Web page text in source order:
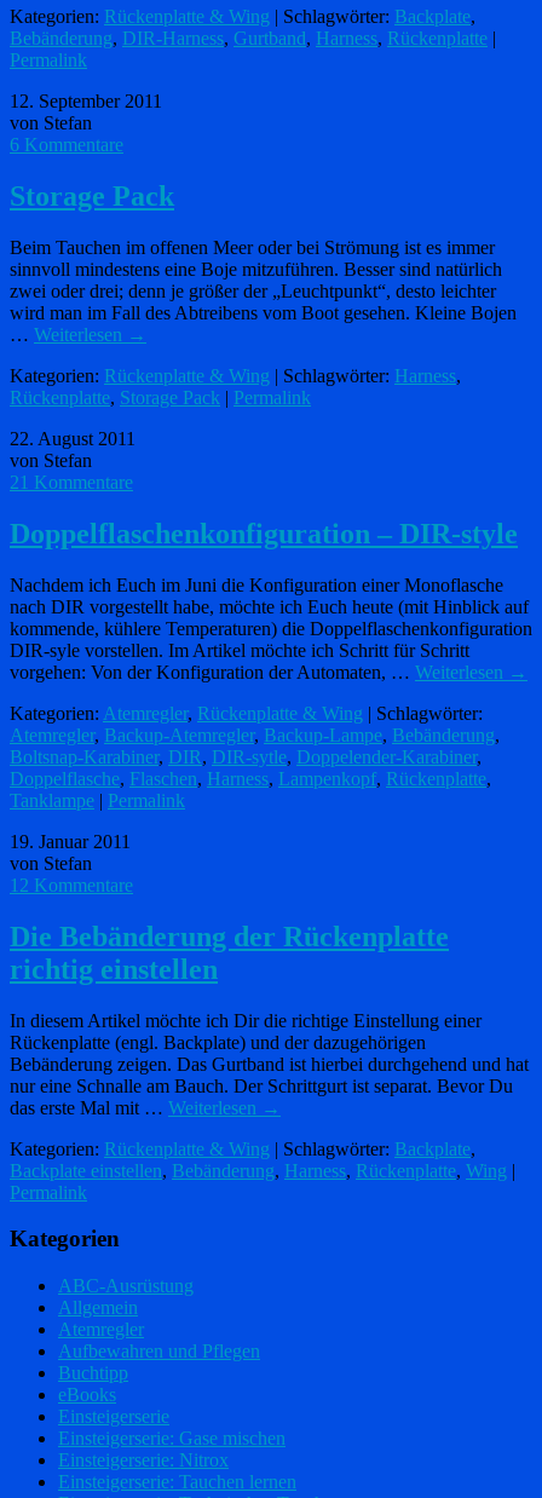
Kategorien: Rückenplatte & Wing | Schlagwörter: Backplate,
Bebänderung, DIR-Harness, Gurtband, Harness, Rückenplatte |
Permalink
12. September 2011
von Stefan
6 Kommentare
Storage Pack
Beim Tauchen im offenen Meer oder bei Strömung ist es immer
sinnvoll mindestens eine Boje mitzuführen. Besser sind natürlich
zwei oder drei; denn je größer der „Leuchtpunkt“, desto leichter
wird man im Fall des Abtreibens vom Boot gesehen. Kleine Bojen
… Weiterlesen →
Kategorien: Rückenplatte & Wing | Schlagwörter: Harness,
Rückenplatte, Storage Pack | Permalink
22. August 2011
von Stefan
21 Kommentare
Doppelflaschenkonfiguration – DIR-style
Nachdem ich Euch im Juni die Konfiguration einer Monoflasche
nach DIR vorgestellt habe, möchte ich Euch heute (mit Hinblick auf
kommende, kühlere Temperaturen) die Doppelflaschenkonfiguration
DIR-syle vorstellen. Im Artikel möchte ich Schritt für Schritt
vorgehen: Von der Konfiguration der Automaten, … Weiterlesen →
Kategorien: Atemregler, Rückenplatte & Wing | Schlagwörter:
Atemregler, Backup-Atemregler, Backup-Lampe, Bebänderung,
Boltsnap-Karabiner, DIR, DIR-sytle, Doppelender-Karabiner,
Doppelflasche, Flaschen, Harness, Lampenkopf, Rückenplatte,
Tanklampe | Permalink
19. Januar 2011
von Stefan
12 Kommentare
Die Bebänderung der Rückenplatte
richtig einstellen
In diesem Artikel möchte ich Dir die richtige Einstellung einer
Rückenplatte (engl. Backplate) und der dazugehörigen
Bebänderung zeigen. Das Gurtband ist hierbei durchgehend und hat
nur eine Schnalle am Bauch. Der Schrittgurt ist separat. Bevor Du
das erste Mal mit … Weiterlesen →
Kategorien: Rückenplatte & Wing | Schlagwörter: Backplate,
Backplate einstellen, Bebänderung, Harness, Rückenplatte, Wing |
Permalink
Kategorien
ABC-Ausrüstung
Allgemein
Atemregler
Aufbewahren und Pflegen
Buchtipp
eBooks
Einsteigerserie
Einsteigerserie: Gase mischen
Einsteigerserie: Nitrox
Einsteigerserie: Tauchen lernen